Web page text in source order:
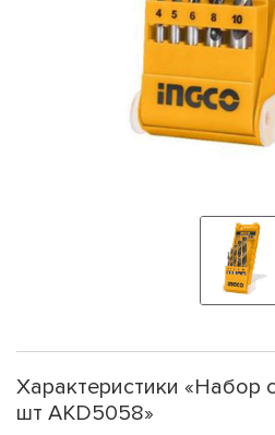
Характеристики «Набор
шт AKD5058»